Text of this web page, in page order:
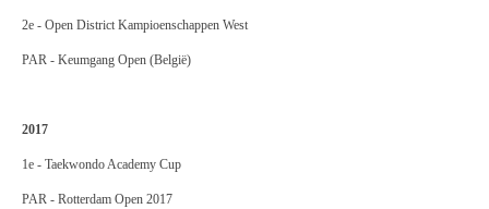
2e - Open District Kampioenschappen West
PAR - Keumgang Open (België)
2017
1e - Taekwondo Academy Cup
PAR - Rotterdam Open 2017